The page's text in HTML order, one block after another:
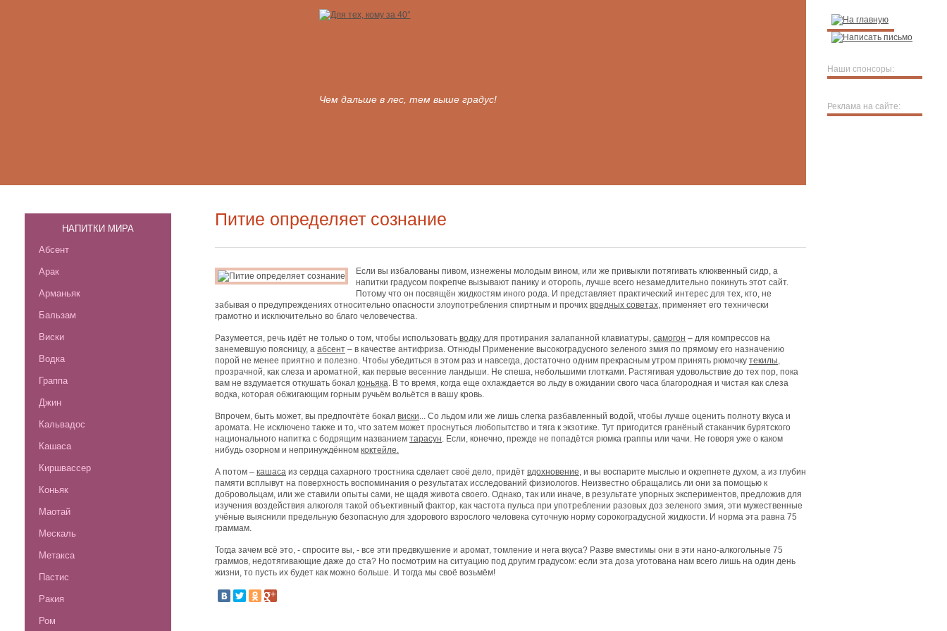
Чем дальше в лес, тем выше градус!
НАПИТКИ МИРА
Абсент
Арак
Арманьяк
Бальзам
Виски
Водка
Граппа
Джин
Кальвадос
Кашаса
Киршвассер
Коньяк
Маотай
Мескаль
Метакса
Пастис
Ракия
Ром
Питие определяет сознание
Если вы избалованы пивом, изнежены молодым вином, или же привыкли потягивать клюквенный сидр, а
напитки градусом покрепче вызывают панику и оторопь, лучше всего незамедлительно покинуть этот сайт.
Потому что он посвящён жидкостям иного рода. И представляет практический интерес для тех, кто, не
забывая о предупреждениях относительно опасности злоупотребления спиртным и прочих вредных советах, применяет его технически
грамотно и исключительно во благо человечества.
Разумеется, речь идёт не только о том, чтобы использовать водку для протирания залапанной клавиатуры, самогон – для компрессов на
занемевшую поясницу, а абсент – в качестве антифриза. Отнюдь! Применение высокоградусного зеленого змия по прямому его назначению
порой не менее приятно и полезно. Чтобы убедиться в этом раз и навсегда, достаточно одним прекрасным утром принять рюмочку текилы,
прозрачной, как слеза и ароматной, как первые весенние ландыши. Не спеша, небольшими глотками. Растягивая удовольствие до тех пор, пока
вам не вздумается откушать бокал коньяка. В то время, когда еще охлаждается во льду в ожидании свого часа благородная и чистая как слеза
водка, которая обжигающим горным ручьём вольётся в вашу кровь.
Впрочем, быть может, вы предпочтёте бокал виски... Со льдом или же лишь слегка разбавленный водой, чтобы лучше оценить полноту вкуса и
аромата. Не исключено также и то, что затем может проснуться любопытство и тяга к экзотике. Тут пригодится гранёный стаканчик бурятского
национального напитка с бодрящим названием тарасун. Если, конечно, прежде не попадётся рюмка граппы или чачи. Не говоря уже о каком
нибудь озорном и непринуждённом коктейле.
А потом – кашаса из сердца сахарного тростника сделает своё дело, придёт вдохновение, и вы воспарите мыслью и окрепнете духом, а из глубин
памяти всплывут на поверхность воспоминания о результатах исследований физиологов. Неизвестно обращались ли они за помощью к
добровольцам, или же ставили опыты сами, не щадя живота своего. Однако, так или иначе, в результате упорных экспериментов, предложив для
изучения воздействия алкоголя такой объективный фактор, как частота пульса при употреблении разовых доз зеленого змия, эти мужественные
учёные выяснили предельную безопасную для здорового взрослого человека суточную норму сорокоградусной жидкости. И норма эта равна 75
граммам.
Тогда зачем всё это, - спросите вы, - все эти предвкушение и аромат, томление и нега вкуса? Разве вместимы они в эти нано-алкогольные 75
граммов, недотягивающие даже до ста? Но посмотрим на ситуацию под другим градусом: если эта доза уготована нам всего лишь на один день
жизни, то пусть их будет как можно больше. И тогда мы своё возьмём!
Наши спонсоры:
Реклама на сайте: